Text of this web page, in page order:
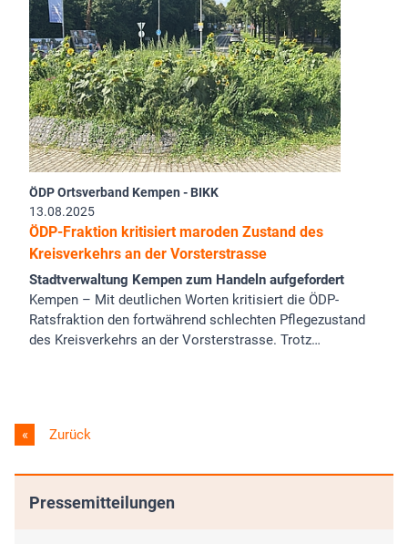
ÖDP Ortsverband Kempen - BIKK
13.08.2025
ÖDP-Fraktion kritisiert maroden Zustand des
Kreisverkehrs an der Vorsterstrasse
Stadtverwaltung Kempen zum Handeln aufgefordert
Kempen – Mit deutlichen Worten kritisiert die ÖDP-
Ratsfraktion den fortwährend schlechten Pflegezustand
des Kreisverkehrs an der Vorsterstrasse. Trotz…
Zurück
Pressemitteilungen